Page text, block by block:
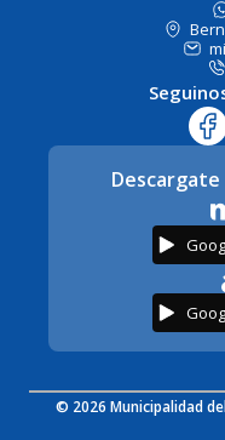
Descargate
© 2026 Municipalidad